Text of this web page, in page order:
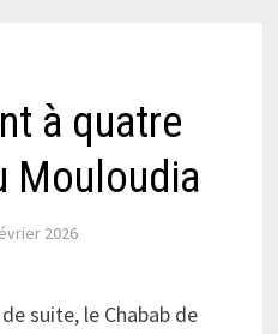
à quatre
Mouloudia
2026
suite, le Chabab de